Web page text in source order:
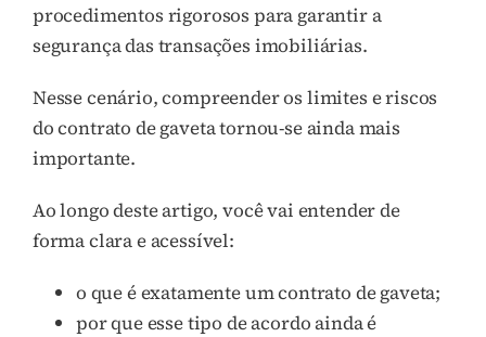
procedimentos rigorosos para garantir a
segurança das transações imobiliárias.
Nesse cenário, compreender os limites e riscos
do contrato de gaveta tornou-se ainda mais
importante.
Ao longo deste artigo, você vai entender de
forma clara e acessível:
o que é exatamente um contrato de gaveta;
por que esse tipo de acordo ainda é